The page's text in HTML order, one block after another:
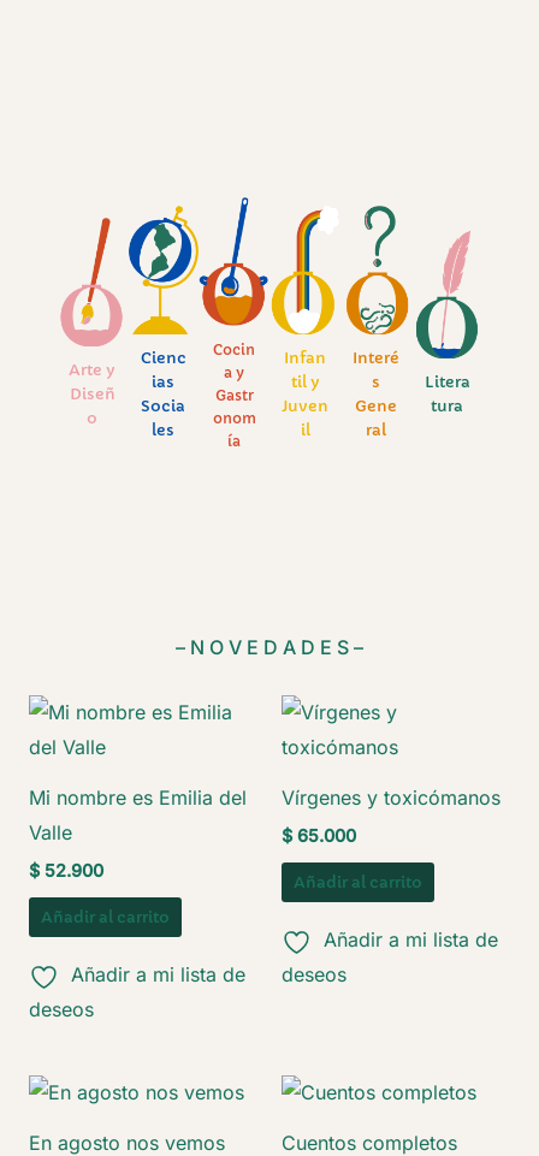
Arte y
Diseñ
o
Cienc
ias
Socia
les
Cocin
a y
Gastr
onom
ía
Infan
til y
Juven
il
Interé
s
Gene
ral
Litera
tura
– N O V E D A D E S –
Mi nombre es Emilia del
Valle
$ 52.900
Añadir al carrito
Añadir a mi lista de
deseos
Vírgenes y toxicómanos
$ 65.000
Añadir al carrito
Añadir a mi lista de
deseos
En agosto nos vemos Cuentos completos